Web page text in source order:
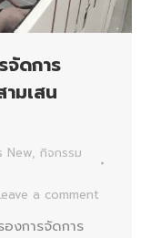
จัดการ
มเสน
New, กิจกรรม
a comment
งการจัดการ